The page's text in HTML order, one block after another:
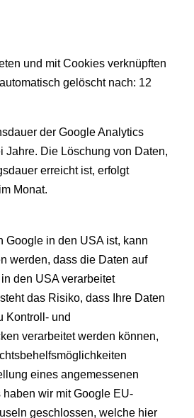
und mit Cookies verknüpften
gelöscht nach: 12
der Google Analytics
Jahre. Die Löschung von Daten,
erreicht ist, erfolgt
Monat.
Google in den USA ist, kann
werden, dass die Daten auf
den USA verarbeitet
das Risiko, dass Ihre Daten
Kontroll- und
verarbeitet werden können,
eines angemessenen
wir mit Google EU-
geschlossen, welche hier